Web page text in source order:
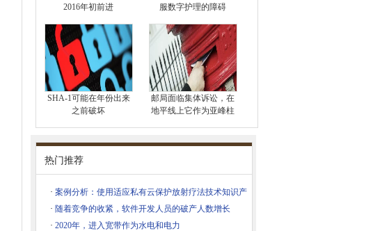
2016年初前进
服数字护理的障碍
SHA-1可能在年份出来
之前破坏
邮局面临集体诉讼，在
地平线上它作为亚峰柱
热门推荐
· 案例分析：使用适应私有云保护放射疗法技术知识产
· 随着竞争的收紧，软件开发人员的破产人数增长
· 2020年，进入宽带作为水电和电力